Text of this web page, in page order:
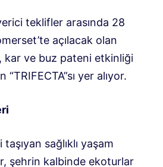
teklifler arasında 28
açılacak olan
kar ve buz pateni etkinliği
“TRIFECTA”sı yer alıyor.
sağlıklı yaşam
şehrin kalbinde ekoturlar